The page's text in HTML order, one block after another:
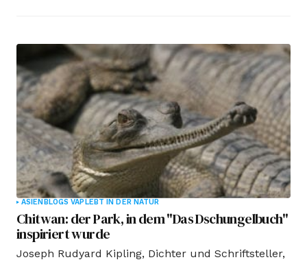
ASIENBLOGS VAPLEBT IN DER NATUR
Chitwan: der Park, in dem "Das Dschungelbuch"
inspiriert wurde
Joseph Rudyard Kipling, Dichter und Schriftsteller,